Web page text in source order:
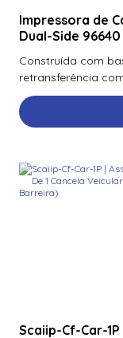
Impressora de
Dual-Side 96640
Construída com
retransferência
Scaiip-Cf-Car-